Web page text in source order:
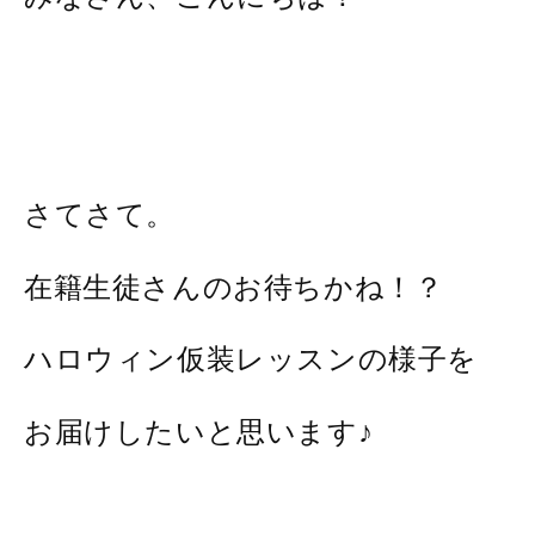
さてさて。
在籍生徒さんのお待ちかね！？
ハロウィン仮装レッスンの様子を
お届けしたいと思います♪